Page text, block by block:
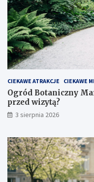
CIEKAWE ATRAKCJE CIEKAWE
Ogród Botaniczny
przed wizytą?
3 sierpnia 2026